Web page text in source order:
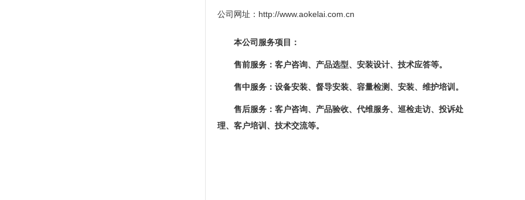
公司网址： http://www.aokelai.com.cn
本公司服务项目：
售前服务：客户咨询、产品选型、安装设计、技术应答等。
售中服务：设备安装、督导安装、容量检测、安装、维护培训。
售后服务：客户咨询、产品验收、代维服务、巡检走访、投诉处
理、客户培训、技术交流等。